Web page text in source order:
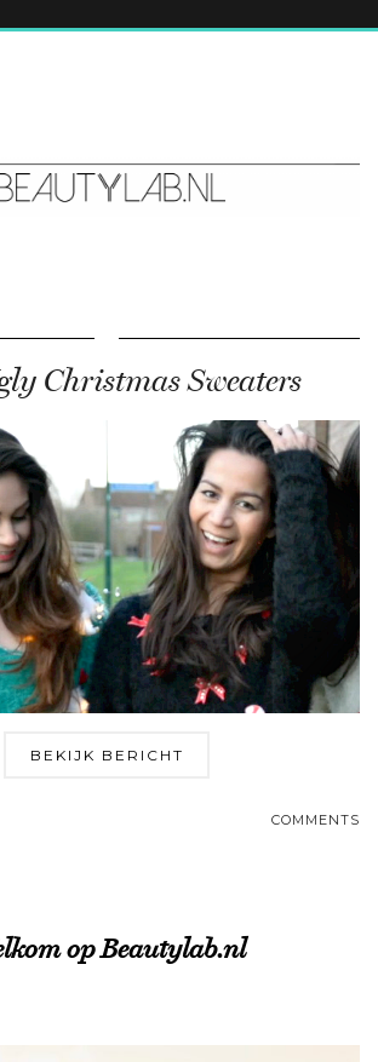
Christmas Sweaters
BEKIJK BERICHT
COMMENTS
op Beautylab.nl